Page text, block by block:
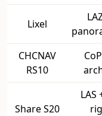
Lixel
CHCNAV
RS10
Share S20
LAS